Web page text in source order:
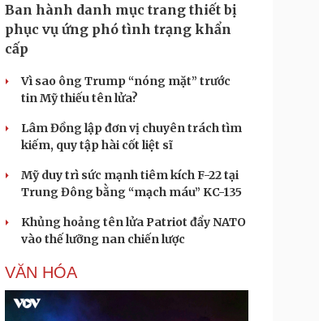
Ban hành danh mục trang thiết bị
phục vụ ứng phó tình trạng khẩn
cấp
Vì sao ông Trump “nóng mặt” trước
tin Mỹ thiếu tên lửa?
Lâm Đồng lập đơn vị chuyên trách tìm
kiếm, quy tập hài cốt liệt sĩ
Mỹ duy trì sức mạnh tiêm kích F-22 tại
Trung Đông bằng “mạch máu” KC-135
Khủng hoảng tên lửa Patriot đẩy NATO
vào thế lưỡng nan chiến lược
VĂN HÓA